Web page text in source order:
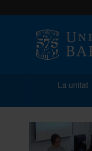
La unitat